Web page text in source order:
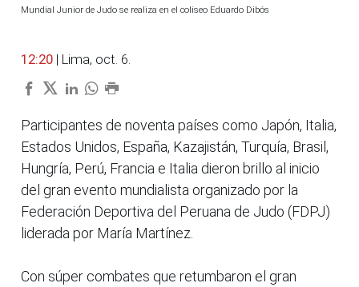
Mundial Junior de Judo se realiza en el coliseo Eduardo Dibós
12:20 | Lima, oct. 6.
Participantes de noventa países como Japón, Italia,
Estados Unidos, España, Kazajistán, Turquía, Brasil,
Hungría, Perú, Francia e Italia dieron brillo al inicio
del gran evento mundialista organizado por la
Federación Deportiva del Peruana de Judo (FDPJ)
liderada por María Martínez.
Con súper combates que retumbaron el gran